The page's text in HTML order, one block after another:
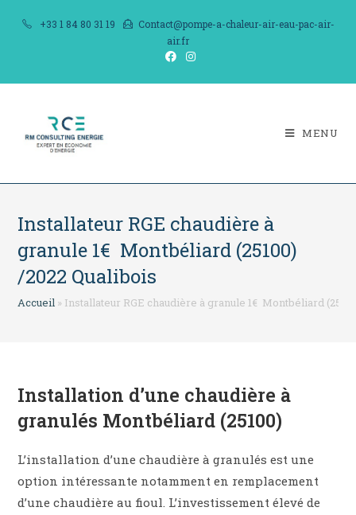
+33 1 84 80 31 19
Contact@pompe-a-chaleur-air-eau-pac-air-
air.fr
MENU
Installateur RGE chaudière à
granule 1€ Montbéliard (25100)
/2022 Qualibois
Accueil » Installateur RGE chaudière à granule 1€ Montbéliard
Installation d’une chaudière à
granulés Montbéliard (25100)
L’installation d’une chaudière à granulés est une
option intéressante notamment en remplacement
d’une chaudière au fioul. L’investissement élevé de